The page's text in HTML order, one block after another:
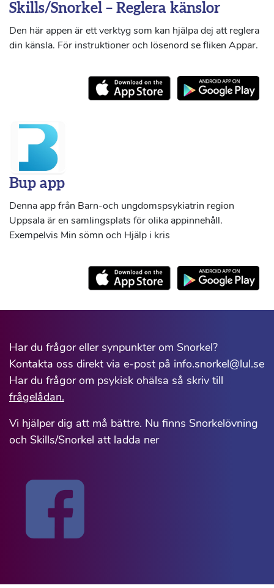
Skills/Snorkel – Reglera känslor
Den här appen är ett verktyg som kan hjälpa dej att reglera
din känsla. För instruktioner och lösenord se fliken Appar.
Bup app
Denna app från Barn-och ungdomspsykiatrin region
Uppsala är en samlingsplats för olika appinnehåll.
Exempelvis Min sömn och Hjälp i kris
Har du frågor eller synpunkter om Snorkel?
Kontakta oss direkt via e-post på info.snorkel@lul.se
Har du frågor om psykisk ohälsa så skriv till
frågelådan.
Vi hjälper dig att må bättre. Nu finns Snorkelövning
och Skills/Snorkel att ladda ner